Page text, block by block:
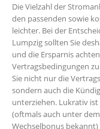
Die Vielzahl der
den passenden sowie
leichter. Bei der
Lumpzig sollten Sie
und die Ersparnis
Vertragsbedingungen
Sie nicht nur die
sondern auch die
unterziehen. Lukrativ
(oftmals auch unter
Wechselbonus